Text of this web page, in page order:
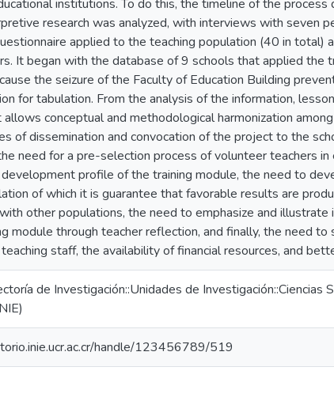
institutions. To do this, the timeline of the
research was analyzed, with interviews with seven
applied to the teaching population (40 in total)
It began with the database of 9 schools that applied the
the seizure of the Faculty of Education Building
for tabulation. From the analysis of the information,
conceptual and methodological harmonization
of dissemination and convocation of the project to the
need for a pre-selection process of volunteer teachers
profile of the training module, the need to
of which it is guarantee that favorable results are
other populations, the need to emphasize and illustrate
module through teacher reflection, and finally, the need
staff, the availability of financial resources, and
de Investigación::Unidades de Investigación::Ciencias
handle/123456789/519